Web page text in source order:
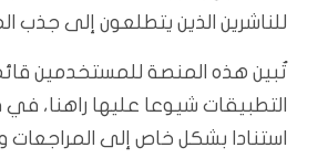
للناشرين الذين يتطلعون إلى جذب
تٌبين هذه المنصة للمستخدمين
التطبيقات شيوعا عليها راهنا،
استنادا بشكل خاص إلى المراجعات